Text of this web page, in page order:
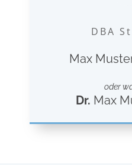
DBA
Max
oder
Dr. Max